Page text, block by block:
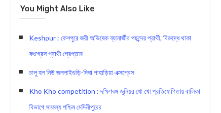
You Might Also Like
Keshpur : কেশপুরে জয়ী অভিষেক ব্যানার্জীর পছন্দের প্রার্থী, বিরুদ্ধে থাকা
কংগ্রেস প্রার্থী গ্রেপ্তার
চালু হল নিউ জলপাইগুড়ি-দিঘা পাহাড়িয়া এক্সপ্রেস
Kho Kho competition : দক্ষিণবঙ্গ জুনিয়র খো খো প্রতিযোগিতায় বালিকা
বিভাগে সাফল্য পশ্চিম মেদিনীপুরের